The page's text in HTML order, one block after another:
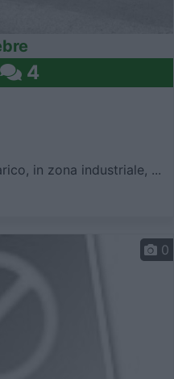
4
in zona industriale, ...
0